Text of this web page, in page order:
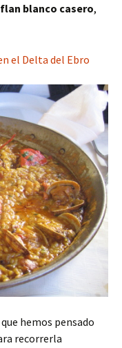
blanco casero,
hemos pensado
recorrerla